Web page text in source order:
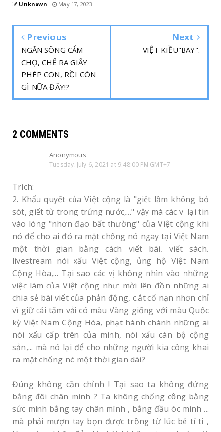
Unknown May 17, 2023
Previous
NGĂN SÔNG CẤM
CHỢ, CHẾ RA GIẤY
PHÉP CON, RỒI CÒN
GÌ NỮA ĐÂY!?
Next
VIỆT KIỀU"BAY".
2 COMMENTS
Anonymous
Tuesday, July 6, 2021 at 9:48:00 PM GMT+7
Trích:
2. Khẩu quyết của Việt cộng là "giết lầm không bỏ
sót, giết từ trong trứng nước,..." vậy mà các vị lại tin
vào lòng "nhơn đạo bất thường" của Việt cộng khi
nó để cho ai đó ra mặt chống nó ngay tại Việt Nam
một thời gian bằng cách viết bài, viết sách,
livestream nói xấu Việt cộng, ủng hộ Việt Nam
Cộng Hòa,... Tại sao các vị không nhìn vào những
việc làm của Việt cộng như: mời lên đồn những ai
chia sẻ bài viết của phản động, c.ắt cổ nạn nhơn chỉ
vì giữ cái tấm vải có màu Vàng giống với màu Quốc
kỳ Việt Nam Cộng Hòa, phạt hành chánh những ai
nói xấu cấp trên của mình, nói xấu cán bộ cộng
sản,... mà nó lại để cho những người kia công khai
ra mặt chống nó một thời gian dài?
Đúng không cần chỉnh ! Tại sao ta không đứng
bằng đôi chân mình ? Ta không chống cộng bằng
sức mình bằng tay chân mình , bằng đầu óc mình ...
mà phải mượn tay bọn được trồng từ lúc bé tí ti ,